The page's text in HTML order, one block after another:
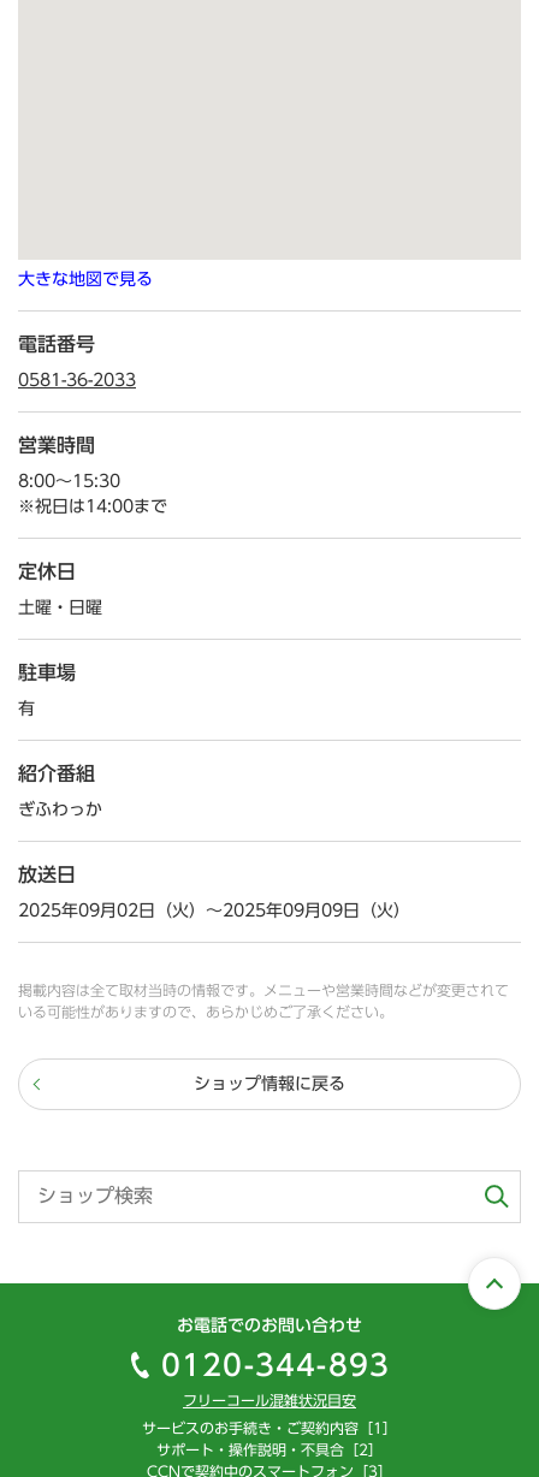
大きな地図で見る
電話番号
0581-36-2033
営業時間
8:00～15:30
※祝日は14:00まで
定休日
土曜・日曜
駐車場
有
紹介番組
ぎふわっか
放送日
2025年09月02日（火）～2025年09月09日（火）
掲載内容は全て取材当時の情報です。メニューや営業時間などが変更されて
いる可能性がありますので、あらかじめご了承ください。
ショップ情報に戻る
お電話でのお問い合わせ
0120-344-893
フリーコール混雑状況目安
サービスのお手続き・ご契約内容［1］
サポート・操作説明・不具合［2］
CCNで契約中のスマートフォン［3］